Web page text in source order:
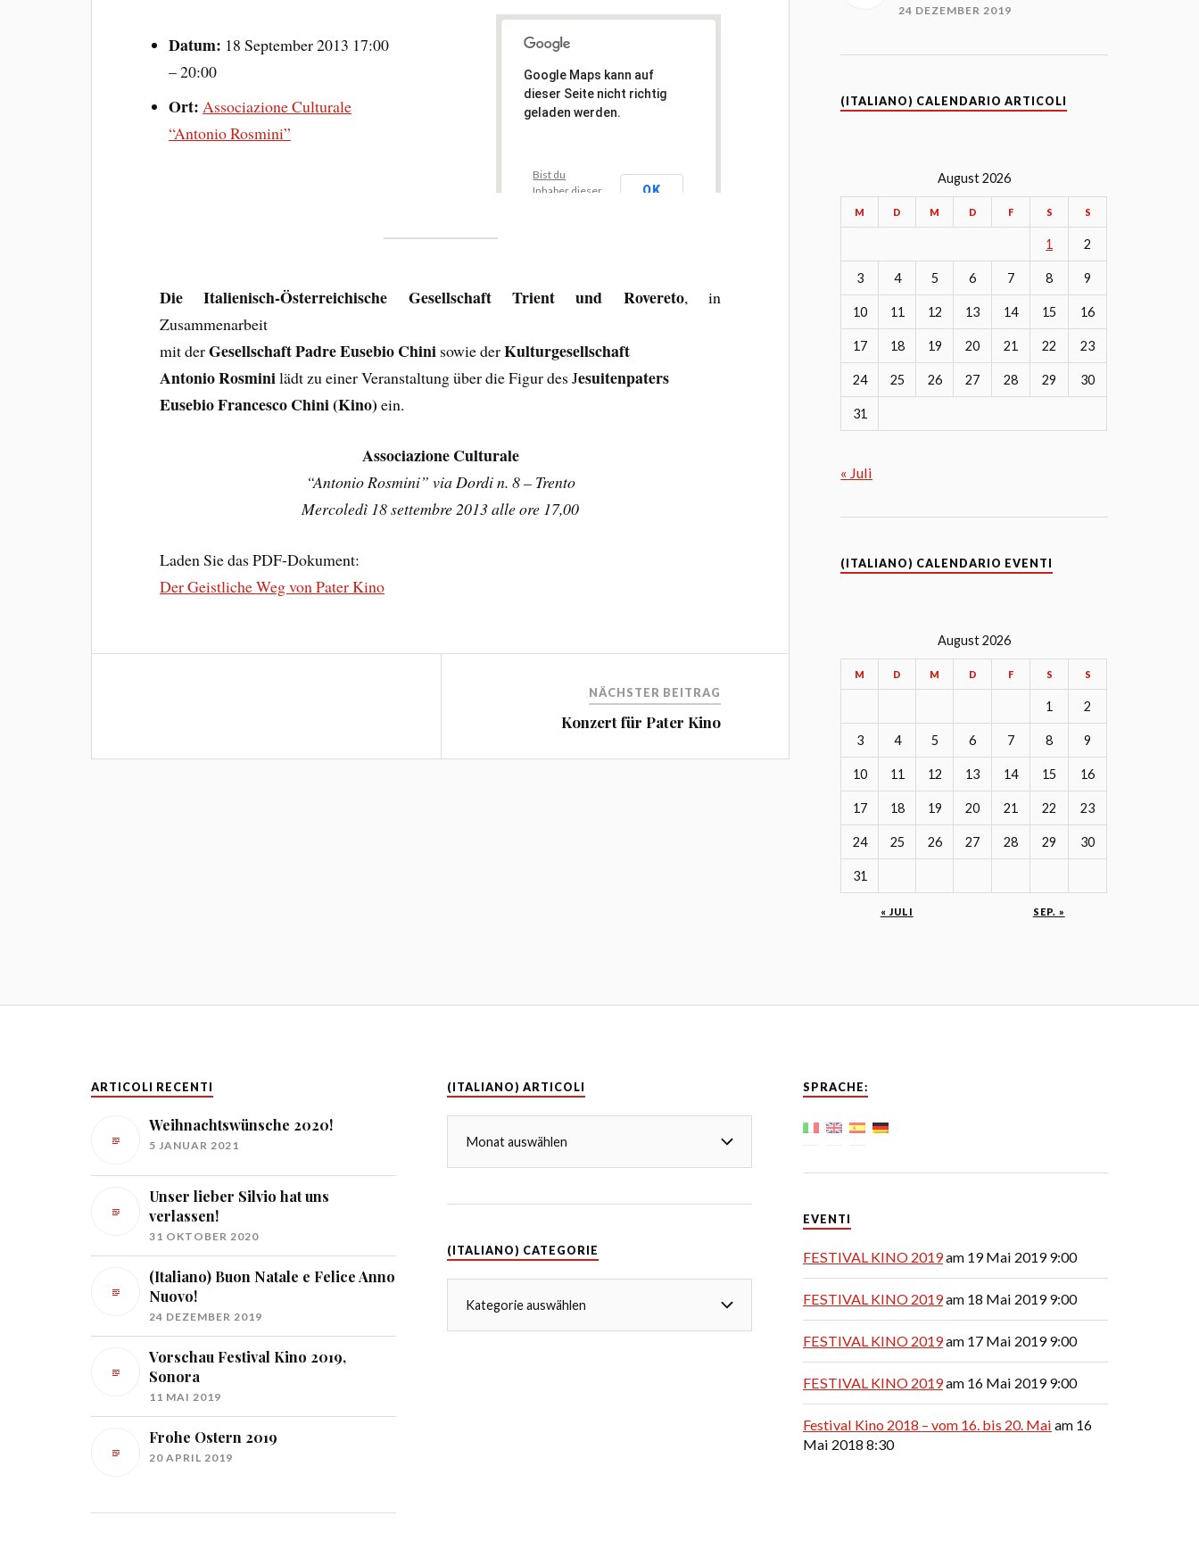
Datum: 18 September 2013 17:00
–20:00
Ort: Associazione Culturale
“Antonio Rosmini”
Google Maps kann auf
dieser Seite nicht richtig
geladen werden.
Bist du
Inhaber dieser
OK
Die Italienisch-Österreichische Gesellschaft Trient und Rovereto, in
Zusammenarbeit
mit derGesellschaft Padre Eusebio Chini sowie derKulturgesellschaft
Antonio Rosminilädt zu einer Veranstaltung über die Figur des Jesuitenpaters
Eusebio Francesco Chini (Kino) ein.
Associazione Culturale
“Antonio Rosmini” via Dordi n. 8 – Trento
Mercoledì 18 settembre 2013 alle ore 17,00
Laden Sie das PDF-Dokument:
Der Geistliche Weg von Pater Kino
NÄCHSTER BEITRAG
Konzert für Pater Kino
24 DEZEMBER 2019
(ITALIANO) CALENDARIO ARTICOLI
August 2026
M D M D F S S
1 2
3 4 5 6 7 8 9
10 11 12 13 14 15 16
17 18 19 20 21 22 23
24 25 26 27 28 29 30
31
« Juli
(ITALIANO) CALENDARIO EVENTI
August 2026
M D M D F S S
1 2
3 4 5 6 7 8 9
10 11 12 13 14 15 16
17 18 19 20 21 22 23
24 25 26 27 28 29 30
31
« JULI SEP. »
ARTICOLI RECENTI
Weihnachtswünsche 2020!
5 JANUAR 2021
Unser lieber Silvio hat uns
verlassen!
31 OKTOBER 2020
(Italiano) Buon Natale e Felice Anno
Nuovo!
24 DEZEMBER 2019
Vorschau Festival Kino 2019,
Sonora
11 MAI 2019
Frohe Ostern 2019
20 APRIL 2019
(ITALIANO) ARTICOLI
(ITALIANO) CATEGORIE
SPRACHE:
EVENTI
FESTIVAL KINO 2019am 19 Mai 2019 9:00
FESTIVAL KINO 2019am 18 Mai 2019 9:00
FESTIVAL KINO 2019am 17 Mai 2019 9:00
FESTIVAL KINO 2019am 16 Mai 2019 9:00
Festival Kino 2018 – vom 16. bis 20. Mai am 16
Mai 2018 8:30